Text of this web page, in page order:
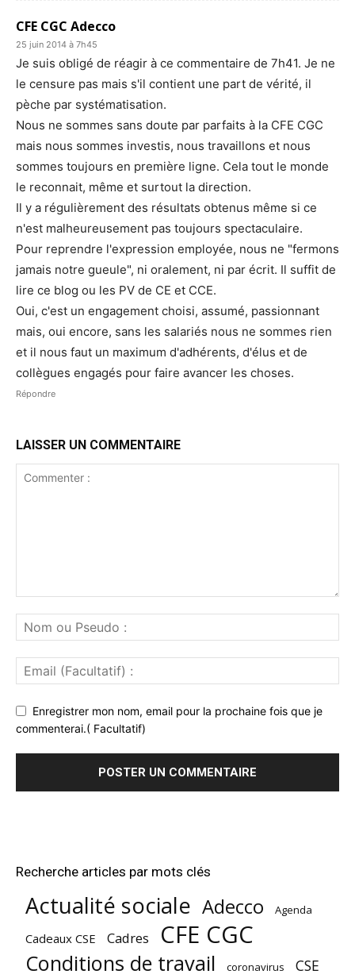
CFE CGC Adecco
25 juin 2014 à 7h45
Je suis obligé de réagir à ce commentaire de 7h41. Je ne
le censure pas mais s'il contient une part de vérité, il
pèche par systématisation.
Nous ne sommes sans doute par parfaits à la CFE CGC
mais nous sommes investis, nous travaillons et nous
sommes toujours en première ligne. Cela tout le monde
le reconnait, même et surtout la direction.
Il y a régulièrement des résultats obtenus même si ce
n'est malheureusement pas toujours spectaculaire.
Pour reprendre l'expression employée, nous ne "fermons
jamais notre gueule", ni oralement, ni par écrit. Il suffit de
lire ce blog ou les PV de CE et CCE.
Oui, c'est un engagement choisi, assumé, passionnant
mais, oui encore, sans les salariés nous ne sommes rien
et il nous faut un maximum d'adhérents, d'élus et de
collègues engagés pour faire avancer les choses.
Répondre
LAISSER UN COMMENTAIRE
Enregistrer mon nom, email pour la prochaine fois que je
commenterai.( Facultatif)
Recherche articles par mots clés
Actualité sociale Adecco Agenda
Cadeaux CSE Cadres CFE CGC
Conditions de travail coronavirus CSE